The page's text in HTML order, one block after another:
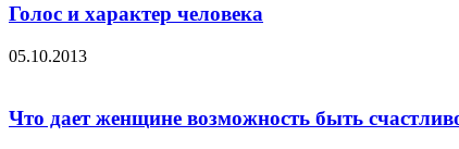
Голос и характер человека
05.10.2013
Что дает женщине возможность быть